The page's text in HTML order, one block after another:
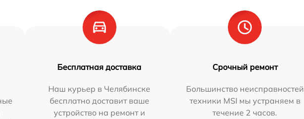
Бесплатная доставка
Наш курьер в Челябинске
бесплатно доставит ваше
устройство на ремонт и
Срочный ремонт
Большинство неисправностей
техники MSI мы устраняем в
течение 2 часов.